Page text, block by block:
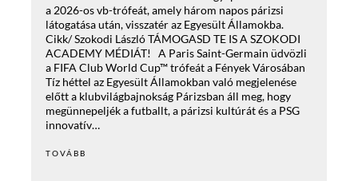
a 2026-os vb-trófeát, amely három napos párizsi
látogatása után, visszatér az Egyesült Államokba.
Cikk/ Szokodi László TÁMOGASD TE IS A SZOKODI
ACADEMY MÉDIÁT! A Paris Saint-Germain üdvözli
a FIFA Club World Cup™ trófeát a Fények Városában
Tíz héttel az Egyesült Államokban való megjelenése
előtt a klubvilágbajnokság Párizsban áll meg, hogy
megünnepeljék a futballt, a párizsi kultúrát és a PSG
innovatív…
TOVÁBB